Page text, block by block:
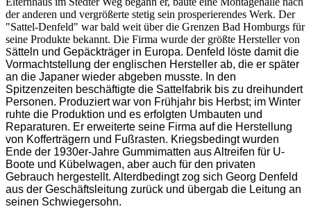
der anderen und vergrößerte stetig sein prosperierendes Werk. Der
"Sattel-Denfeld" war bald weit über die Grenzen Bad Homburgs für
seine Produkte bekannt. Die Firma wurde der größte Hersteller von
Sätteln und Gepäckträger in Europa. Denfeld löste damit die
Vormachtstellung der englischen Hersteller ab, die er später
an die Japaner wieder abgeben musste. In den
Spitzenzeiten beschäftigte die Sattelfabrik bis zu dreihundert
Personen. Produziert war von Frühjahr bis Herbst; im Winter
ruhte die Produktion und es erfolgten Umbauten und
Reparaturen. Er erweiterte seine Firma auf die Herstellung
von Kofferträgern und Fußrasten. Kriegsbedingt wurden
Ende der 1930er-Jahre Gummimatten aus Altreifen für U-
Boote und Kübelwagen, aber auch für den privaten
Gebrauch hergestellt. Alterdbedingt zog sich Georg Denfeld
aus der Geschäftsleitung zurück und übergab die Leitung an
seinen Schwiegersohn.